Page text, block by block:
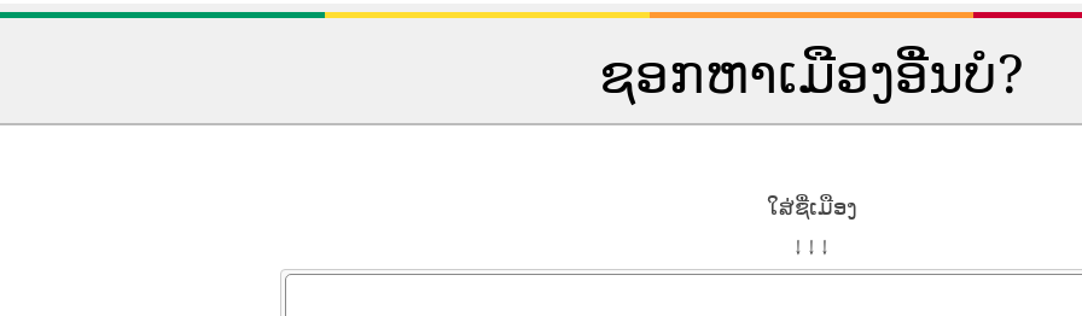
ຊອກຫາເມືອງອື່ນບໍ?
ໃສ່ຊື່ເມືອງ
↓ ↓ ↓